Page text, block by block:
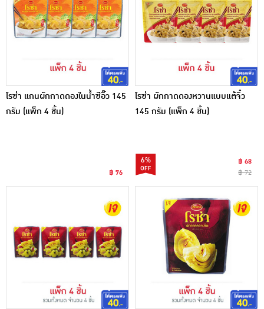
โรซ่า แกนผักกาดดองในน้ำซีอิ๊ว 145
กรัม (แพ็ก 4 ชิ้น)
฿ 76
โรซ่า ผักกาดดองหวานแบบแต้จิ๋ว
145 กรัม (แพ็ก 4 ชิ้น)
6%
฿ 68
฿ 72